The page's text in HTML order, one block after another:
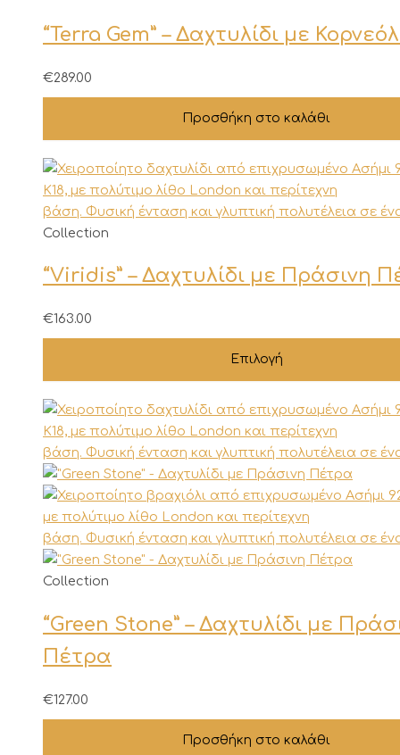
“Terra Gem” – Δαχτυλίδι με
€289.00
Προσθήκη στο καλάθι
Collection
“Viridis” – Δαχτυλίδι με Πράσινη
€163.00
Επιλογή
Αυτό
προϊόν
πολλαπλές
παραλλαγές.
επιλογές
μπορούν
να
επιλεγούν
στη
σελίδα
προϊόντος
Collection
“Green Stone” – Δαχτυλίδι με
Πέτρα
€127.00
Προσθήκη στο καλάθι